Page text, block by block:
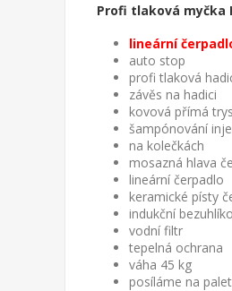
Profi tlaková myčka
lineární
auto stop
profi tlaková
závěs na hadici
kovová přímá
šampónování
na kolečkách
mosazná hlava
lineární čerpadlo
keramické písty
indukční
vodní filtr
tepelná ochrana
váha 45 kg
posíláme na